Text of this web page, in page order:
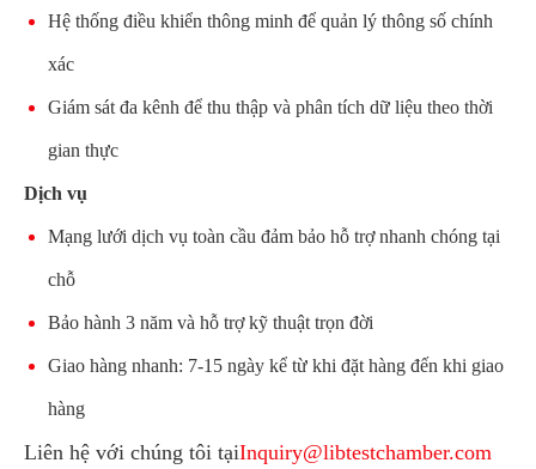
Hệ thống điều khiển thông minh để quản lý thông số chính
xác
Giám sát đa kênh để thu thập và phân tích dữ liệu theo thời
gian thực
Dịch vụ
Mạng lưới dịch vụ toàn cầu đảm bảo hỗ trợ nhanh chóng tại
chỗ
Bảo hành 3 năm và hỗ trợ kỹ thuật trọn đời
Giao hàng nhanh: 7-15 ngày kể từ khi đặt hàng đến khi giao
hàng
Liên hệ với chúng tôi tạiInquiry@libtestchamber.com